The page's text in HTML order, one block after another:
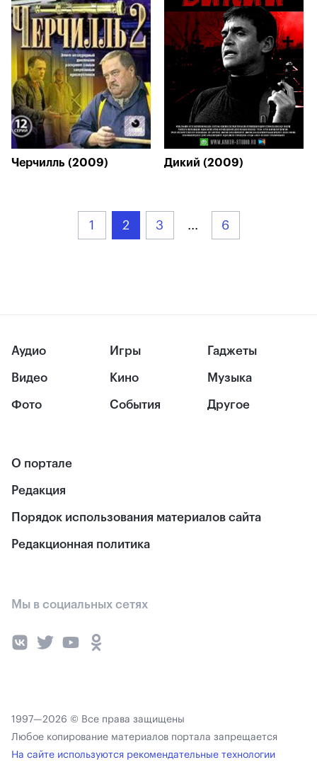
Черчилль (2009) Дикий (2009)
1 2 3 ... 6
Аудио
Видео
Фото
Игры
Кино
События
Гаджеты
Музыка
Другое
О портале
Редакция
Порядок использования материалов сайта
Редакционная политика
Мы в социальных сетях
1997—2026 © Все права защищены
Любое копирование материалов портала запрещается
На сайте используются рекомендательные технологии